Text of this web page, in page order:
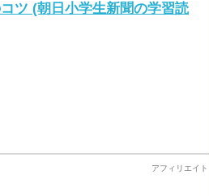
ツ (朝日小学生新聞の学習読